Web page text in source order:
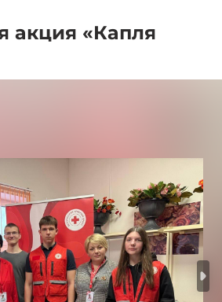
акция «Капля